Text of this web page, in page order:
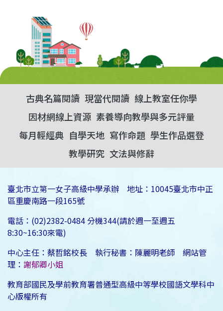
古典名篇閱讀 現當代閱讀 線上教室任你學
因材網線上資源 素養導向教學與多元評量
每月輕經典 自學天地 寫作命題 學生作品選登
教學研究 文法與修辭
臺北市立第一女子高級中學承辦 地址：10045臺北市中正
區重慶南路一段165號
電話：(02)2382-0484 分機344(請於週一至週五
8:30~16:30來電)
中心主任：蔡哲銘校長 執行秘書：陳麗明老師 網站管
理： 謝郁卿小姐
教育部國民及學前教育署普通型高級中等學校國語文學科中
心版權所有